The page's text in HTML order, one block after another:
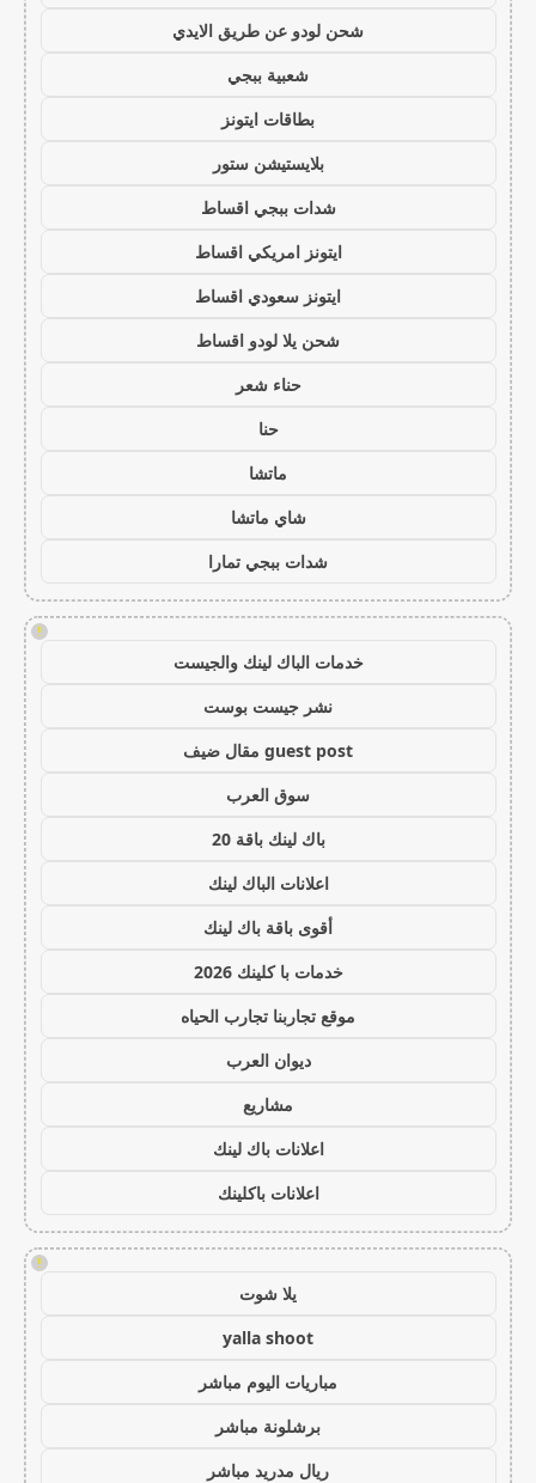
شحن لودو عن طريق الايدي
شعبية ببجي
بطاقات ايتونز
بلايستيشن ستور
شدات ببجي اقساط
ايتونز امريكي اقساط
ايتونز سعودي اقساط
شحن يلا لودو اقساط
حناء شعر
حنا
ماتشا
شاي ماتشا
شدات ببجي تمارا
!
خدمات الباك لينك والجيست
نشر جيست بوست
guest post مقال ضيف
سوق العرب
باك لينك باقة 20
اعلانات الباك لينك
أقوى باقة باك لينك
خدمات با كلينك 2026
موقع تجاربنا تجارب الحياه
ديوان العرب
مشاريع
اعلانات باك لينك
اعلانات باكلينك
!
يلا شوت
yalla shoot
مباريات اليوم مباشر
برشلونة مباشر
ريال مدريد مباشر